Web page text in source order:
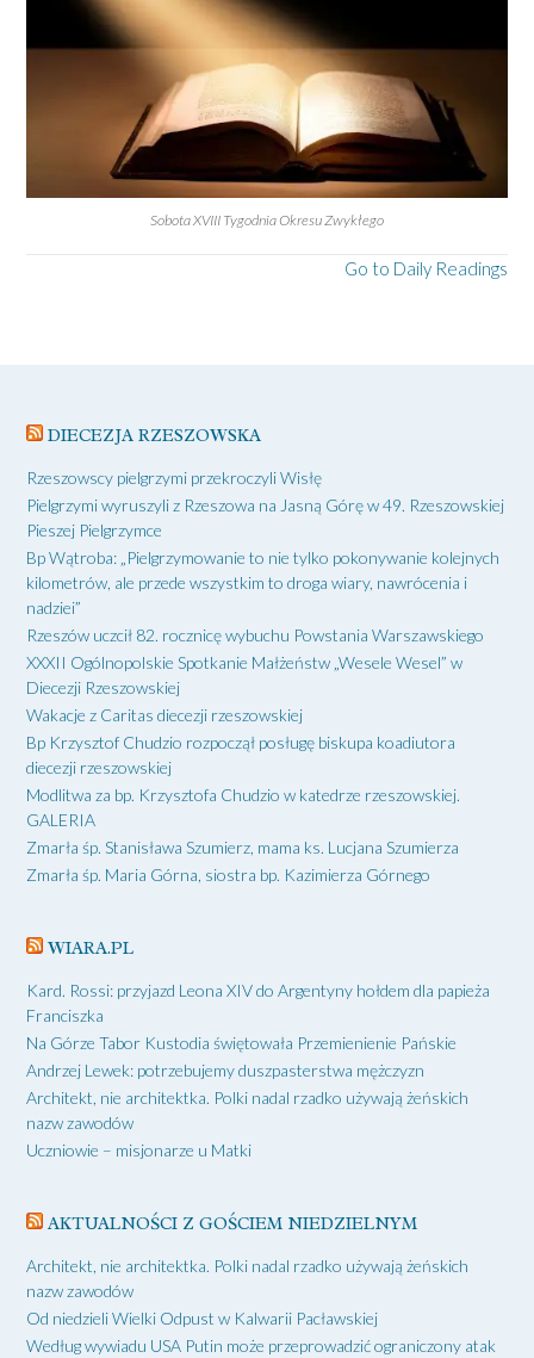
Sobota XVIII Tygodnia Okresu Zwykłego
Go to Daily Readings
DIECEZJA RZESZOWSKA
Rzeszowscy pielgrzymi przekroczyli Wisłę
Pielgrzymi wyruszyli z Rzeszowa na Jasną Górę w 49. Rzeszowskiej
Pieszej Pielgrzymce
Bp Wątroba: „Pielgrzymowanie to nie tylko pokonywanie kolejnych
kilometrów, ale przede wszystkim to droga wiary, nawrócenia i
nadziei”
Rzeszów uczcił 82. rocznicę wybuchu Powstania Warszawskiego
XXXII Ogólnopolskie Spotkanie Małżeństw „Wesele Wesel” w
Diecezji Rzeszowskiej
Wakacje z Caritas diecezji rzeszowskiej
Bp Krzysztof Chudzio rozpoczął posługę biskupa koadiutora
diecezji rzeszowskiej
Modlitwa za bp. Krzysztofa Chudzio w katedrze rzeszowskiej.
GALERIA
Zmarła śp. Stanisława Szumierz, mama ks. Lucjana Szumierza
Zmarła śp. Maria Górna, siostra bp. Kazimierza Górnego
WIARA.PL
Kard. Rossi: przyjazd Leona XIV do Argentyny hołdem dla papieża
Franciszka
Na Górze Tabor Kustodia świętowała Przemienienie Pańskie
Andrzej Lewek: potrzebujemy duszpasterstwa mężczyzn
Architekt, nie architektka. Polki nadal rzadko używają żeńskich
nazw zawodów
Uczniowie – misjonarze u Matki
AKTUALNOŚCI Z GOŚCIEM NIEDZIELNYM
Architekt, nie architektka. Polki nadal rzadko używają żeńskich
nazw zawodów
Od niedzieli Wielki Odpust w Kalwarii Pacławskiej
Według wywiadu USA Putin może przeprowadzić ograniczony atak